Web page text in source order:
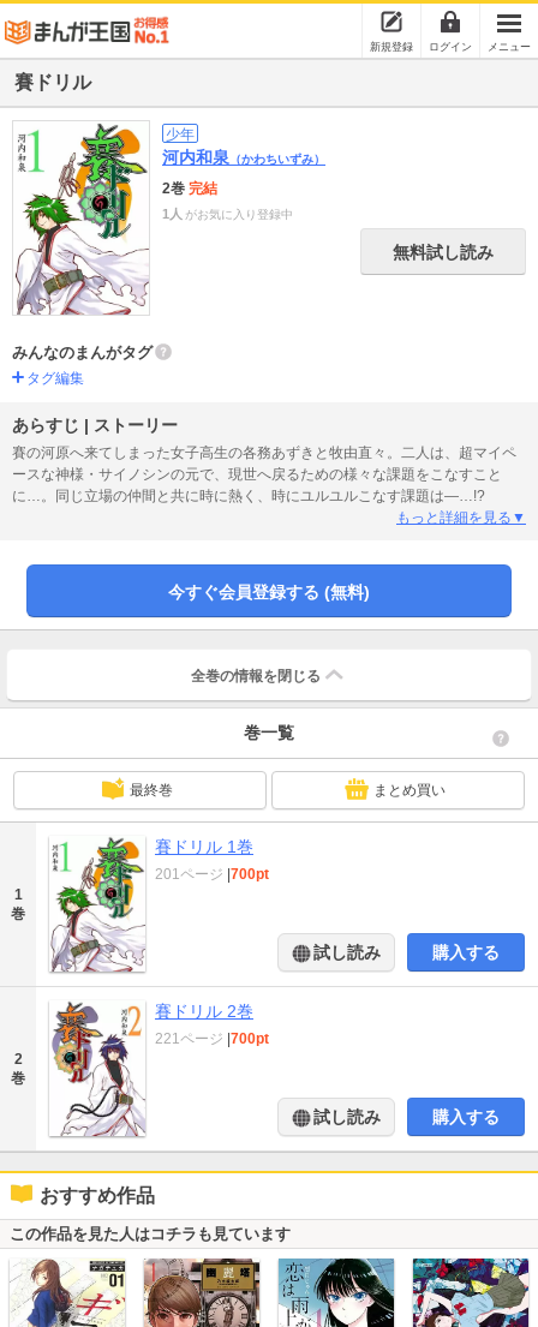
新規登録 ログイン メニュー
賽ドリル
少年
河内和泉 （かわちいずみ）
2巻 完結
1人 がお気に入り登録中
無料試し読み
みんなのまんがタグ
タグ編集
あらすじ | ストーリー
賽の河原へ来てしまった女子高生の各務あずきと牧由直々。二人は、超マイペ
ースな神様・サイノシンの元で、現世へ戻るための様々な課題をこなすこと
に…。同じ立場の仲間と共に時に熱く、時にユルユルこなす課題は―…!?
もっと詳細を見る▼
今すぐ会員登録する (無料)
全巻の情報を 閉じる
巻一覧
最終巻 まとめ買い
1
巻
賽ドリル 1巻
201ページ |700pt
試し読み 購入する
2
巻
賽ドリル 2巻
221ページ |700pt
試し読み 購入する
おすすめ作品
この作品を見た人はコチラも見ています